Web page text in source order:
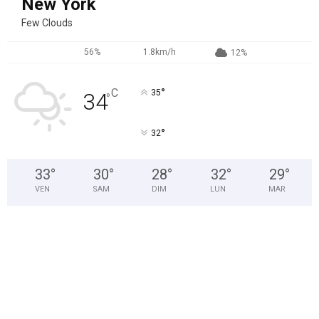
New York
Few Clouds
56% 1.8km/h 12%
34°C 35°
32°
33°
VEN
30°
SAM
28°
DIM
32°
LUN
29°
MAR